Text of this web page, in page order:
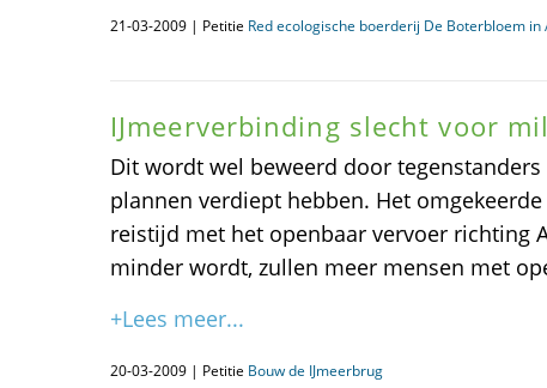
21-03-2009 | Petitie Red ecologische boerderij De Boterbloem in
IJmeerverbinding slecht voor
Dit wordt wel beweerd door
plannen verdiept hebben. Het
reistijd met het openbaar vervoer richting
minder wordt, zullen meer mensen met
+Lees meer...
20-03-2009 | Petitie Bouw de IJmeerbrug